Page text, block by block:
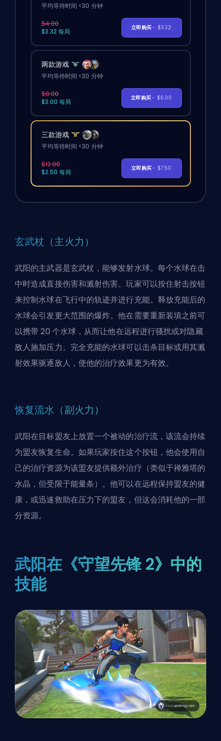
平均等待时间 <30 分钟
$4.00
$3.32 每局
立即购买- $3.32
两款游戏
平均等待时间 <30 分钟
$8.00
$3.00 每局
立即购买- $6.00
三款游戏
平均等待时间 <30 分钟
$12.00
$2.50 每局
立即购买- $7.50
玄武杖（主火力）
武阳的主武器是玄武杖，能够发射水球。每个水球在击
中时造成直接伤害和溅射伤害。玩家可以按住射击按钮
来控制水球在飞行中的轨迹并进行充能。释放充能后的
水球会引发更大范围的爆炸。他在需要重新装填之前可
以携带 20 个水球，从而让他在远程进行骚扰或对隐藏
敌人施加压力。完全充能的水球可以击杀目标或用其溅
射效果驱逐敌人，使他的治疗效果更为有效。
恢复流水（副火力）
武阳在目标盟友上放置一个被动的治疗流，该流会持续
为盟友恢复生命。如果玩家按住这个按钮，他会使用自
己的治疗资源为该盟友提供额外治疗（类似于禅雅塔的
水晶，但受限于能量条）。他可以在远程保持盟友的健
康，或迅速救助在压力下的盟友，但这会消耗他的一部
分资源。
武阳在《守望先锋 2》中的
技能